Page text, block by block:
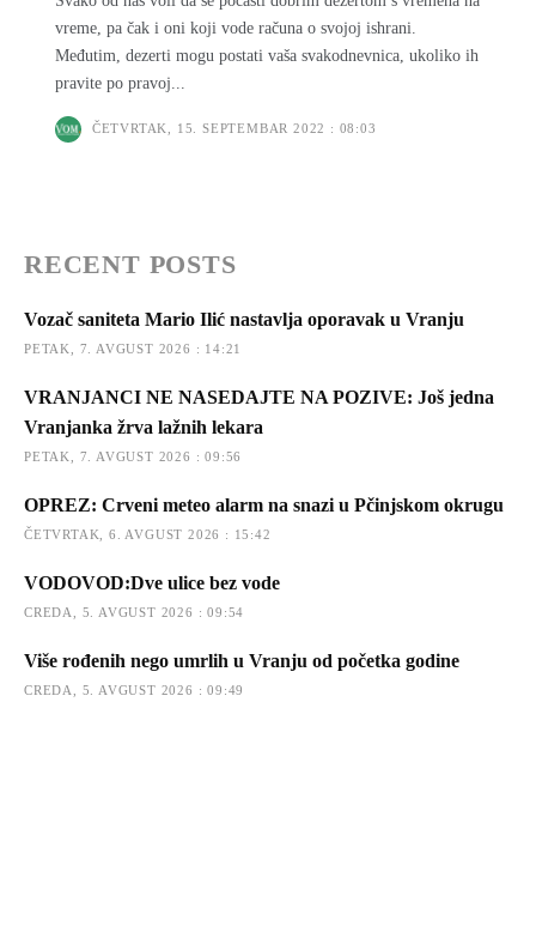
vreme, pa čak i oni koji vode računa o svojoj ishrani.
Međutim, dezerti mogu postati vaša svakodnevnica, ukoliko ih
pravite po pravoj...
ČETVRTAK, 15. SEPTEMBAR 2022 : 08:03
RECENT POSTS
Vozač saniteta Mario Ilić nastavlja oporavak u Vranju
PETAK, 7. AVGUST 2026 : 14:21
VRANJANCI NE NASEDAJTE NA POZIVE: Još jedna
Vranjanka žrva lažnih lekara
PETAK, 7. AVGUST 2026 : 09:56
OPREZ: Crveni meteo alarm na snazi u Pčinjskom okrugu
ČETVRTAK, 6. AVGUST 2026 : 15:42
VODOVOD:Dve ulice bez vode
CREDA, 5. AVGUST 2026 : 09:54
Više rođenih nego umrlih u Vranju od početka godine
CREDA, 5. AVGUST 2026 : 09:49